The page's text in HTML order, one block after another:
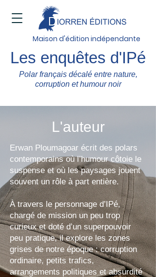
Polar français décalé entre nature,
corruption et humour noir
Les enquêtes d'IPé
Maison d'édition indépendante
L'auteur
Erwan Ploumagoar écrit des polars
contemporains où l’humour côtoie le
suspense et où les paysages jouent
souvent un rôle à part entière.
À travers le personnage d’IPé,
chargé de mission un peu trop
curieux et doté d’un superpouvoir
peu pratique, il explore les zones
grises de notre époque : corruption
ordinaire, petits trafics,
arrangements politiques et absurdité